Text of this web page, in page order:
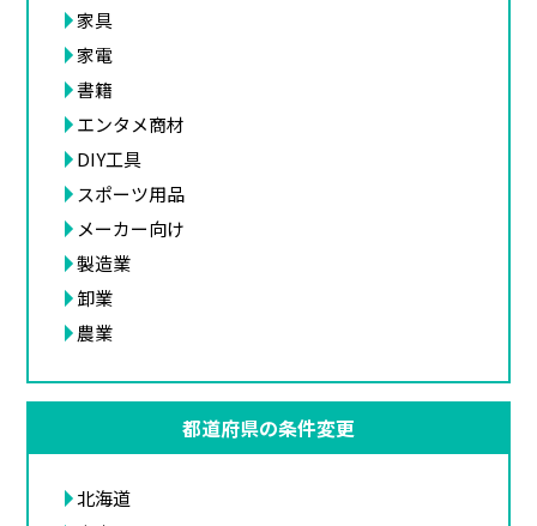
家具
家電
書籍
エンタメ商材
DIY工具
スポーツ用品
メーカー向け
製造業
卸業
農業
都道府県の条件変更
北海道